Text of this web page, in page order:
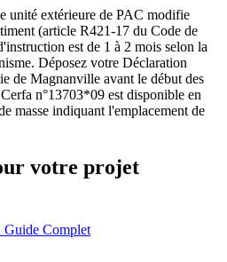
unité extérieure de PAC modifie
(article R421-17 du Code de
est de 1 à 2 mois selon la
Déposez votre Déclaration
de Magnanville avant le début des
n°13703*09 est disponible en
masse indiquant l'emplacement de
votre projet
Guide Complet